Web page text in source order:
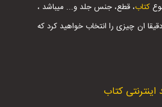
اینترنتی کتاب
کتاب، قطع، جنس جلد و... میباشد ،
ان چیزی را انتخاب خواهید کرد که